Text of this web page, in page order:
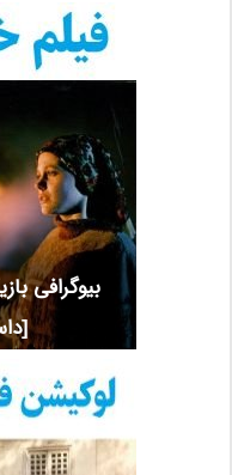
بیوگرافی